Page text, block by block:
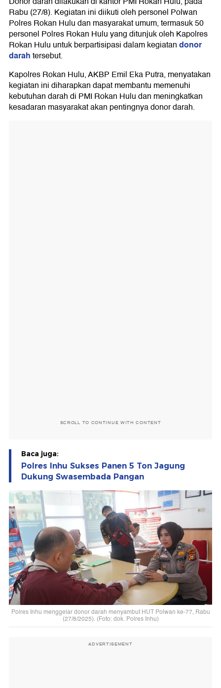
Rabu (27/8). Kegiatan ini diikuti oleh personel Polwan
Polres Rokan Hulu dan masyarakat umum, termasuk 50
personel Polres Rokan Hulu yang ditunjuk oleh Kapolres
Rokan Hulu untuk berpartisipasi dalam kegiatandonor
darahtersebut.
Kapolres Rokan Hulu, AKBP Emil Eka Putra, menyatakan
kegiatan ini diharapkan dapat membantu memenuhi
kebutuhan darah di PMI Rokan Hulu dan meningkatkan
kesadaran masyarakat akan pentingnya donor darah.
SCROLL TO CONTINUE WITH CONTENT
Baca juga:
Polres Inhu Sukses Panen 5 Ton Jagung
Dukung Swasembada Pangan
Polres Inhu menggelar donor darah menyambut HUT Polwan ke-77, Rabu
(27/8/2025). (Foto: dok. Polres Inhu)
ADVERTISEMENT